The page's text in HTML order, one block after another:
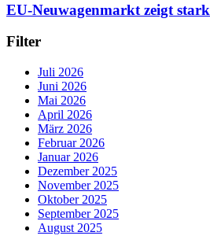
EU-Neuwagenmarkt zeigt
Filter
Juli 2026
Juni 2026
Mai 2026
April 2026
März 2026
Februar 2026
Januar 2026
Dezember 2025
November 2025
Oktober 2025
September 2025
August 2025